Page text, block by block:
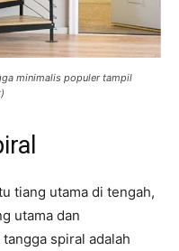
minimalis populer tampil
tiang utama di tengah,
utama dan
spiral adalah